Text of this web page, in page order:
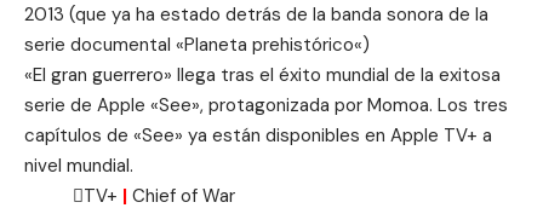
2013 (que ya ha estado detrás de la banda sonora de la
serie documental «Planeta prehistórico«)
«El gran guerrero» llega tras el éxito mundial de la exitosa
serie de Apple «See», protagonizada por Momoa. Los tres
capítulos de «See» ya están disponibles en Apple TV+ a
nivel mundial.
TV+ | Chief of War